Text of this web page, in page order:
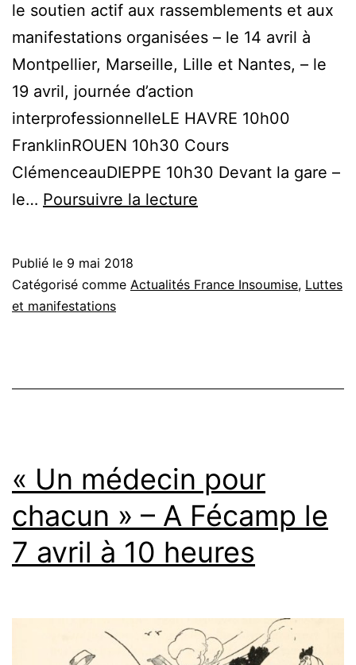
le soutien actif aux rassemblements et aux
manifestations organisées – le 14 avril à
Montpellier, Marseille, Lille et Nantes, – le
19 avril, journée d’action
interprofessionnelleLE HAVRE 10h00
FranklinROUEN 10h30 Cours
ClémenceauDIEPPE 10h30 Devant la gare –
le… Poursuivre la lecture
Mobilisation…
Publié le 9 mai 2018
Catégorisé comme Actualités France Insoumise, Luttes
et manifestations
« Un médecin pour
chacun » – A Fécamp le
7 avril à 10 heures